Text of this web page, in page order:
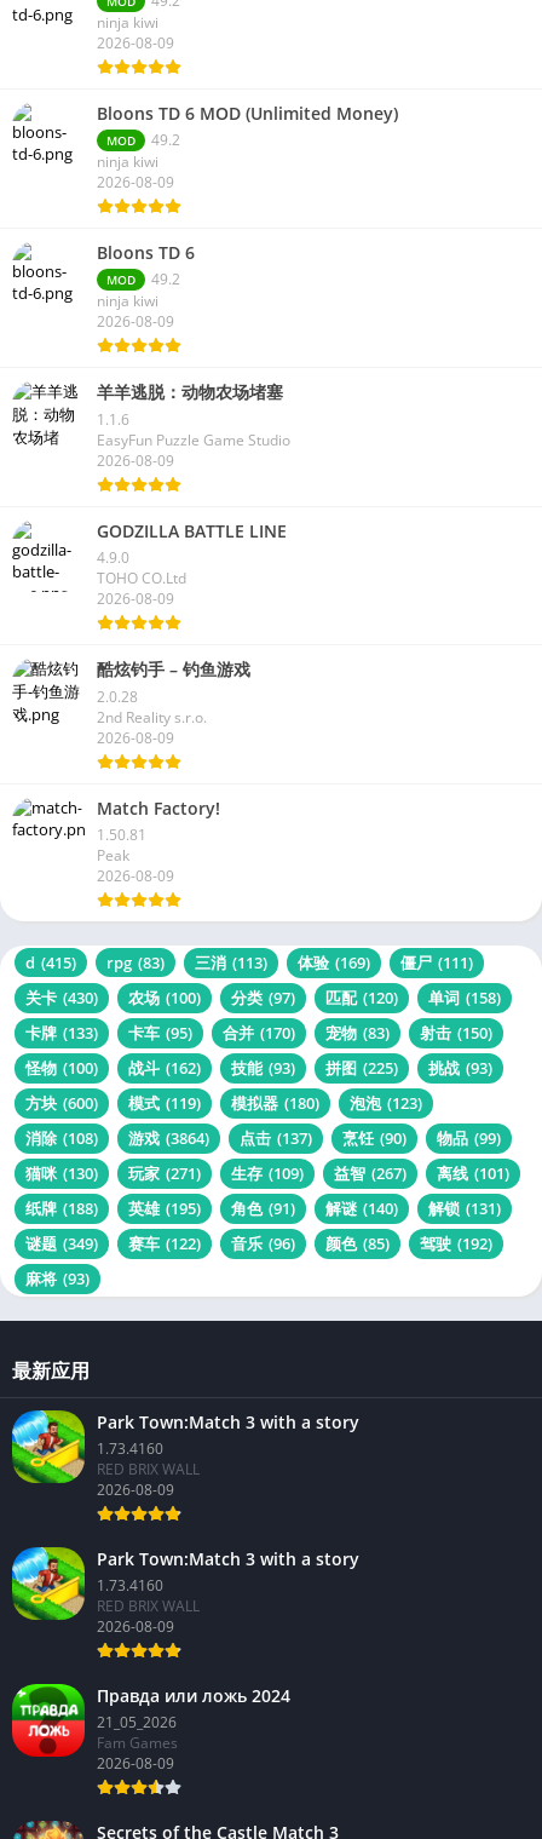
Bloons TD 6
MOD
49.2
ninja kiwi
Bloons TD 6 MOD (Unlimited Money)
MOD
49.2
ninja kiwi
Bloons TD 6
MOD
49.2
ninja kiwi
羊羊逃脱：动物农场堵塞
1.1.6
EasyFun Puzzle Game Studio
GODZILLA BATTLE LINE
4.9.0
TOHO CO.Ltd
酷炫钓手 – 钓鱼游戏
2.0.28
2nd Reality s.r.o.
Match Factory!
1.50.81
Peak
d (415) rpg (83) 三消 (113) 体验 (169) 僵尸 (111)
关卡 (430) 农场 (100) 分类 (97) 匹配 (120) 单词 (158)
卡牌 (133) 卡车 (95) 合并 (170) 宠物 (83) 射击 (150)
怪物 (100) 战斗 (162) 技能 (93) 拼图 (225) 挑战
方块 (600) 模式 (119) 模拟器 (180) 泡泡 (123)
消除 (108) 游戏 (3864) 点击 (137) 烹饪 (90) 物品 (99)
猫咪 (130) 玩家 (271) 生存 (109) 益智 (267) 离线 (101)
纸牌 (188) 英雄 (195) 角色 (91) 解谜 (140) 解锁 (131)
谜题 (349)
麻将 (93)
最新应用
Park Town:Match 3 with a story
1.73.4160
RED BRIX WALL
Park Town:Match 3 with a story
1.73.4160
RED BRIX WALL
Правда или ложь 2024
21_05_2026
Fam Games